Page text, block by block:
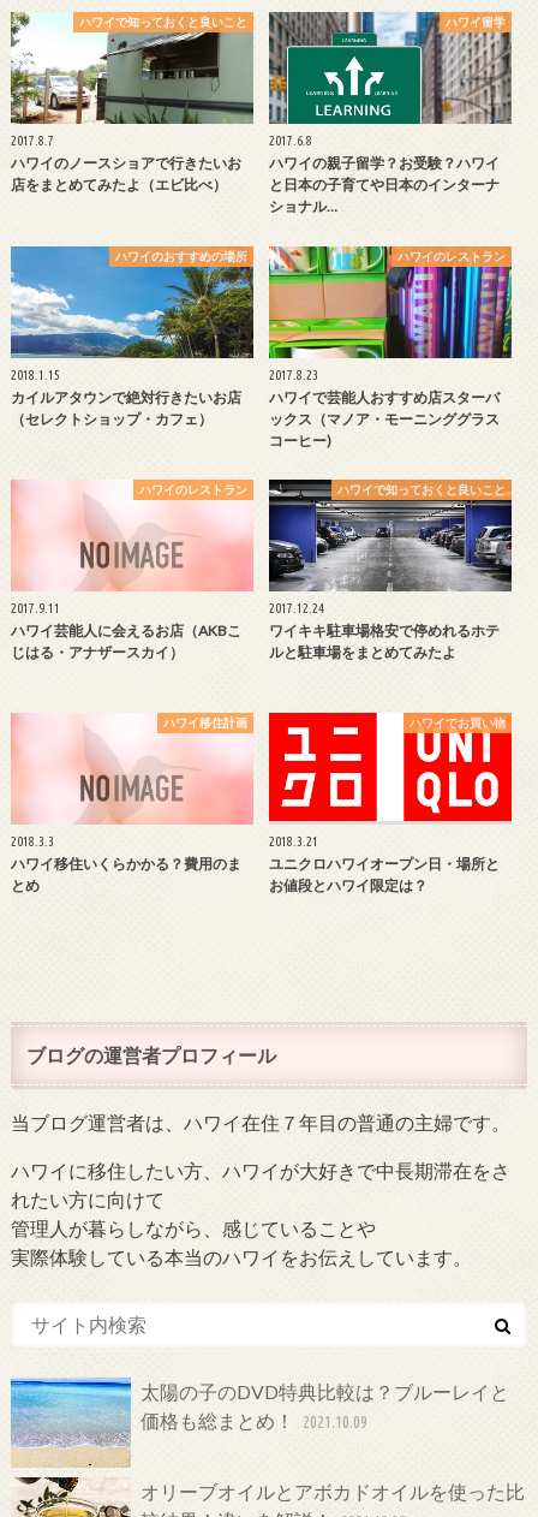
ハワイで知っておくと良いこと
2017.8.7
ハワイのノースショアで行きたいお
店をまとめてみたよ（エビ比べ）
ハワイ留学
2017.6.8
ハワイの親子留学？お受験？ハワイ
と日本の子育てや日本のインターナ
ショナル…
ハワイのおすすめの場所
2018.1.15
カイルアタウンで絶対行きたいお店
（セレクトショップ・カフェ）
ハワイのレストラン
2017.8.23
ハワイで芸能人おすすめ店スターバ
ックス（マノア・モーニンググラス
コーヒー)
ハワイのレストラン
2017.9.11
ハワイ芸能人に会えるお店（AKBこ
じはる・アナザースカイ）
ハワイで知っておくと良いこと
2017.12.24
ワイキキ駐車場格安で停めれるホテ
ルと駐車場をまとめてみたよ
ハワイ移住計画
2018.3.3
ハワイ移住いくらかかる？費用のま
とめ
ハワイでお買い物
2018.3.21
ユニクロハワイオープン日・場所と
お値段とハワイ限定は？
ブログの運営者プロフィール
当ブログ運営者は、ハワイ在住７年目の普通の主婦です。
ハワイに移住したい方、ハワイが大好きで中長期滞在をさ
れたい方に向けて
管理人が暮らしながら、感じていることや
実際体験している本当のハワイをお伝えしています。
太陽の子のDVD特典比較は？ブルーレイと
価格も総まとめ！
2021.10.09
オリーブオイルとアボカドオイルを使った比